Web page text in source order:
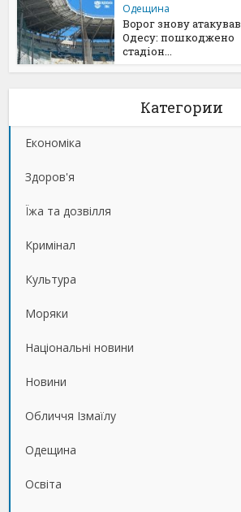
Одещина
Ворог знову атакував
Одесу: пошкоджено
стадіон...
Категории
Економіка
Здоров'я
Їжа та дозвілля
Кримінал
Культура
Моряки
Національні новини
Новини
Обличчя Ізмаїлу
Одещина
Освіта